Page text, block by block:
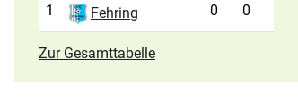
1 Fehring 0 0
Zur Gesamttabelle